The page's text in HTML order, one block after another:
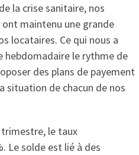
la crise sanitaire, nos
maintenu une grande
locataires. Ce qui nous a
hebdomadaire le rythme de
des plans de payement
situation de chacun de nos
trimestre, le taux
Le solde est lié à des